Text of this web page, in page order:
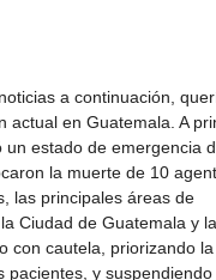
a continuación,
actual en Guatemala. A
estado de emergencia
la muerte de 10
las principales áreas de
Ciudad de Guatemala y
con cautela, priorizando la
y